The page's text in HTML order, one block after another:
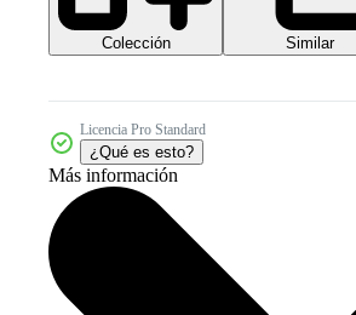
Colección Similar
Licencia Pro Standard
¿Qué es esto?
Más información